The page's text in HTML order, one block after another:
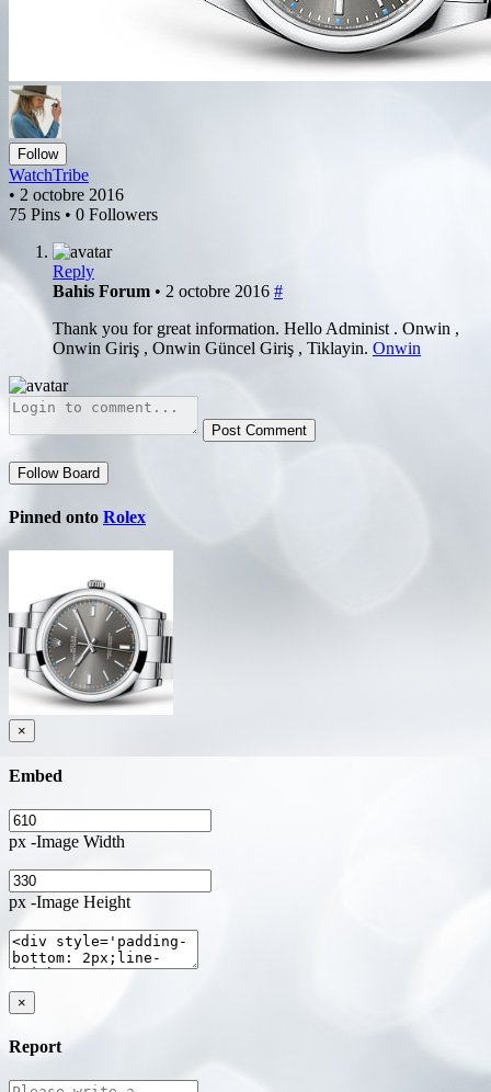
Follow
WatchTribe
• 2 octobre 2016
75 Pins • 0 Followers
Reply
Bahis Forum • 2 octobre 2016 #
Thank you for great information. Hello Administ . Onwin ,
Onwin Giriş , Onwin Güncel Giriş , Tiklayin. Onwin
Post Comment
Follow Board
Pinned onto Rolex
×
Embed
px -Image Width
px -Image Height
×
Report